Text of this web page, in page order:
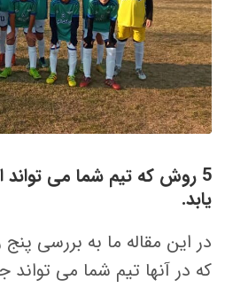
5 روش که تیم شما می تواند
یابد.
در این مقاله ما به بررسی
که در آنها تیم شما می تواند